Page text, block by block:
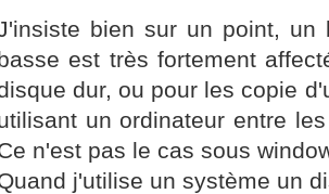
bien sur un point, un
est très fortement
dur, ou pour les copie
un ordinateur entre
n'est pas le cas sous
j'utilise un système un